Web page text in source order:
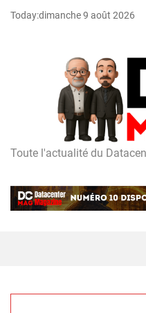
Today:dimanche 9 août 2026
D
m
a
Toute l'actualité du